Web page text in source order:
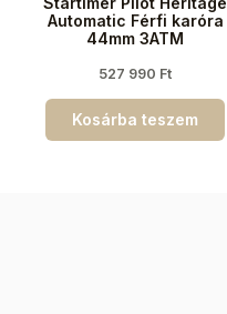
Automatic Férfi karóra
44mm 3ATM
527 990 Ft
Kosárba teszem